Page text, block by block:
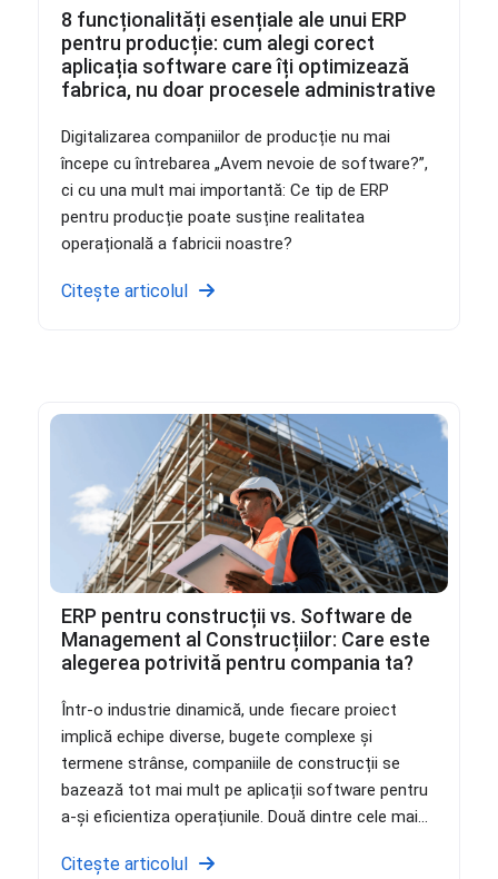
8 funcționalități esențiale ale unui ERP
pentru producție: cum alegi corect
aplicația software care îți optimizează
fabrica, nu doar procesele administrative
Digitalizarea companiilor de producție nu mai
începe cu întrebarea „Avem nevoie de software?”,
ci cu una mult mai importantă: Ce tip de ERP
pentru producție poate susține realitatea
operațională a fabricii noastre?
Citește articolul
ERP pentru construcții vs. Software de
Management al Construcțiilor: Care este
alegerea potrivită pentru compania ta?
Într-o industrie dinamică, unde fiecare proiect
implică echipe diverse, bugete complexe și
termene strânse, companiile de construcții se
bazează tot mai mult pe aplicații software pentru
a-și eficientiza operațiunile. Două dintre cele mai...
Citește articolul